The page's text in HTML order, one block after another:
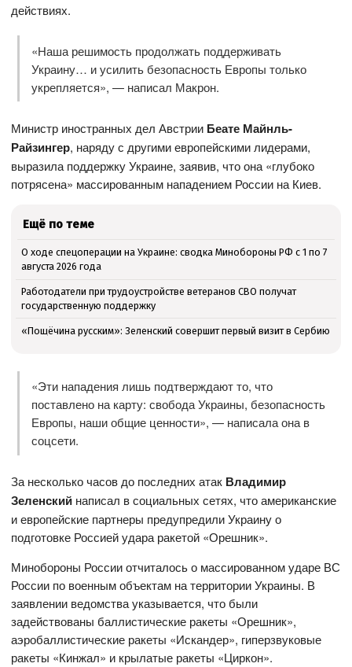
действиях.
«Наша решимость продолжать поддерживать
Украину… и усилить безопасность Европы только
укрепляется», — написал Макрон.
Министр иностранных дел Австрии Беате Майнль-
Райзингер, наряду с другими европейскими лидерами,
выразила поддержку Украине, заявив, что она «глубоко
потрясена» массированным нападением России на Киев.
Ещё по теме
О ходе спецоперации на Украине: сводка Минобороны РФ с 1 по 7
августа 2026 года
Работодатели при трудоустройстве ветеранов СВО получат
государственную поддержку
«Пощёчина русским»: Зеленский совершит первый визит в Сербию
«Эти нападения лишь подтверждают то, что
поставлено на карту: свобода Украины, безопасность
Европы, наши общие ценности», — написала она в
соцсети.
За несколько часов до последних атак Владимир
Зеленский написал в социальных сетях, что американские
и европейские партнеры предупредили Украину о
подготовке Россией удара ракетой «Орешник».
Минобороны России отчиталось о массированном ударе ВС
России по военным объектам на территории Украины. В
заявлении ведомства указывается, что были
задействованы баллистические ракеты «Орешник»,
аэробаллистические ракеты «Искандер», гиперзвуковые
ракеты «Кинжал» и крылатые ракеты «Циркон».